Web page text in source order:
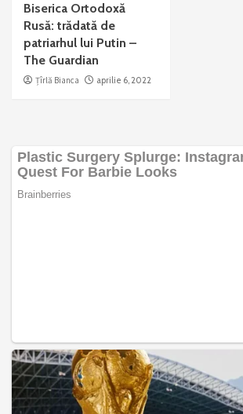
Biserica Ortodoxă
Rusă: trădată de
patriarhul lui Putin –
The Guardian
Țîrlă Bianca aprilie 6, 2022